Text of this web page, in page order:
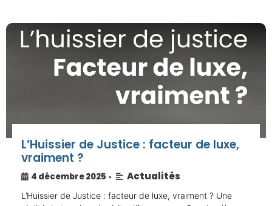
L’Huissier de Justice : facteur de luxe,
vraiment ?
4 décembre 2025 • Actualités
L’Huissier de Justice : facteur de luxe, vraiment ? Une